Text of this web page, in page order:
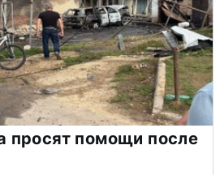
просят помощи после